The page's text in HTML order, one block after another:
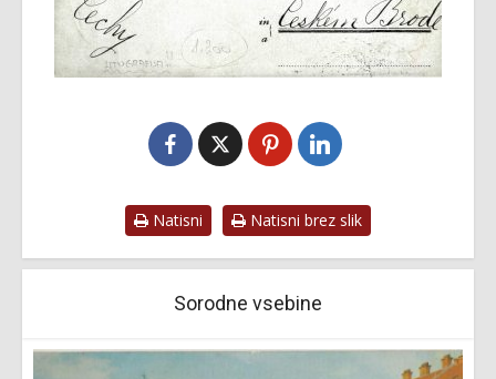
Natisni Natisni brez slik
Sorodne vsebine